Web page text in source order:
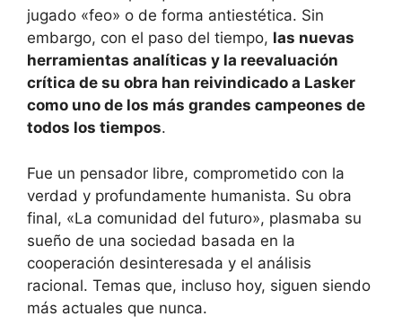
jugado «feo» o de forma antiestética. Sin
embargo, con el paso del tiempo, las nuevas
herramientas analíticas y la reevaluación
crítica de su obra han reivindicado a Lasker
como uno de los más grandes campeones de
todos los tiempos.
Fue un pensador libre, comprometido con la
verdad y profundamente humanista. Su obra
final, «La comunidad del futuro», plasmaba su
sueño de una sociedad basada en la
cooperación desinteresada y el análisis
racional. Temas que, incluso hoy, siguen siendo
más actuales que nunca.